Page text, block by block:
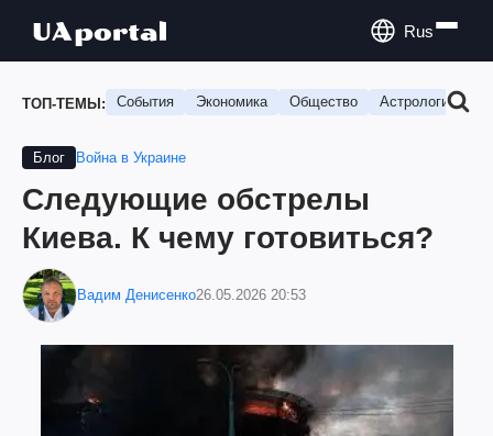
Rus
ТОП-ТЕМЫ: События Экономика Общество Астрология
Блог Война в Украине
Следующие обстрелы
Киева. К чему готовиться?
Вадим Денисенко26.05.2026 20:53